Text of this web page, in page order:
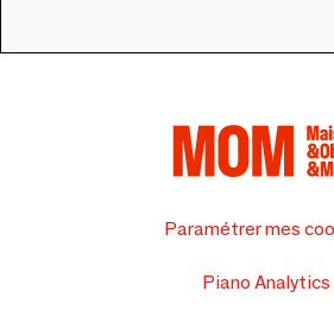
Paramétrer mes
Piano Analytics